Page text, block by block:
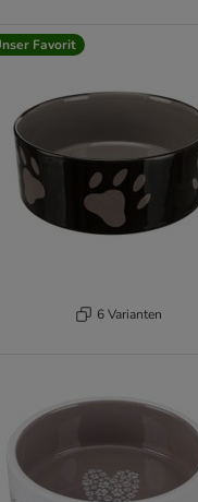
Favorit
6 Varianten